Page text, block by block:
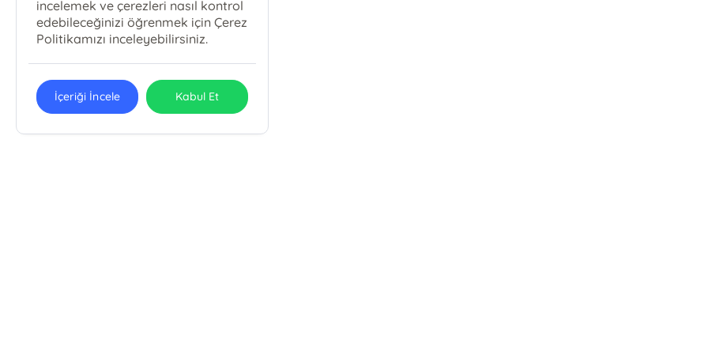
incelemek ve çerezleri nasıl kontrol
edebileceğinizi öğrenmek için Çerez
Politikamızı inceleyebilirsiniz.
İçeriği İncele Kabul Et